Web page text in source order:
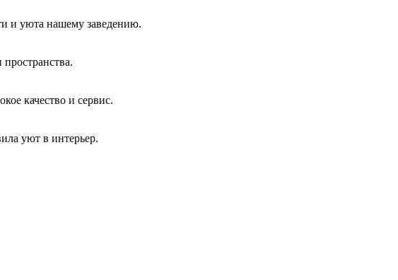
и уюта нашему заведению.
качество и сервис.
уют в интерьер.